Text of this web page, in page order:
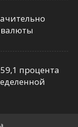
процента